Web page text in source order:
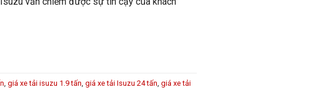
giá xe tải isuzu 1.9 tấn giá xe tải Isuzu 24 tấn giá xe tải